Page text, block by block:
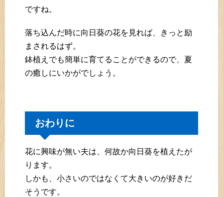
ですね。
落ち込んだ時に向日葵の花を見れば、きっと励
まされるはず。
鉢植えでも簡単に育てることができるので、夏
の癒しにいかがでしょう。
おわりに
花に興味が無い夫は、何故か向日葵を植えたが
ります。
しかも、小さいのではなくて大きいのが好きだ
そうです。